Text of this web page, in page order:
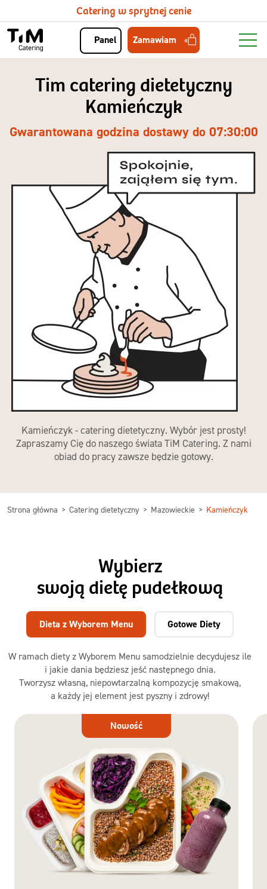
Catering w sprytnej cenie
Panel Zamawiam
Tim catering dietetyczny
Kamieńczyk
Gwarantowana godzina dostawy do 07:30:00
Kamieńczyk - catering dietetyczny. Wybór jest prosty!
Zapraszamy Cię do naszego świata TiM Catering. Z nami
obiad do pracy zawsze będzie gotowy.
Strona główna Catering dietetyczny Mazowieckie Kamieńczyk
Wybierz
swoją dietę pudełkową
W ramach diety z Wyborem Menu samodzielnie decydujesz ile
i jakie dania będziesz jeść następnego dnia.
Tworzysz własną, niepowtarzalną kompozycję smakową,
a każdy jej element jest pyszny i zdrowy!
Dieta z Wyborem Menu Gotowe Diety
Dieta
Nowość